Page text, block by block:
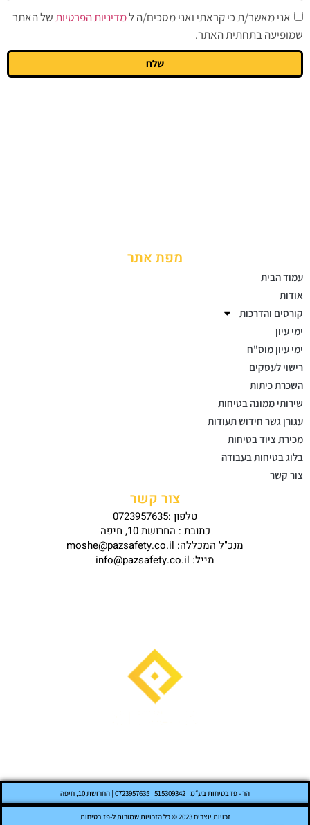
אני מאשר/ת כי קראתי ואני מסכים/ה למדיניות הפרטיותשל האתר
שמופיעה בתחתית האתר.
שלח
מפת אתר
עמוד הבית
אודות
קורסים והדרכות
ימי עיון
ימי עיון מוס"ח
רישוי לעסקים
השכרת כיתות
שירותי ממונה בטיחות
עגורן גשר חידוש תעודות
מכירת ציוד בטיחות
בלוג בטיחות בעבודה
צור קשר
צור קשר
טלפון :0723957635
כתובת : החרושת 10, חיפה
מנכ"ל המכללה: moshe@pazsafety.co.il
מייל: info@pazsafety.co.il
הר - פז בטיחות בע״מ | 515309342 | 0723957635 | החרושת 10, חיפה
זכויות יוצרים 2023 © כל הזכויות שמורות ל-פז בטיחות